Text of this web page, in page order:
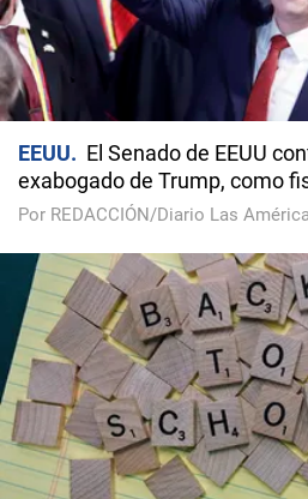
EEUU
El Senado de EEUU
exabogado de Trump, como
Por REDACCIÓN/Diario Las